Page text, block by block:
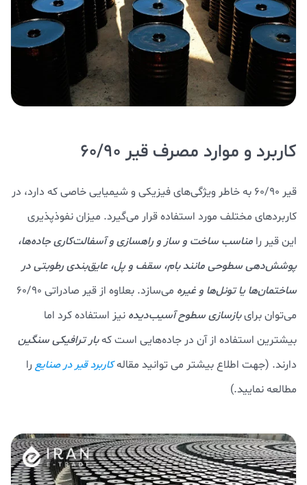
کاربرد و موارد مصرف قیر 60/90
قیر 60/90 به خاطر ویژگی‌های فیزیکی و شیمیایی خاصی که دارد، در
کاربردهای مختلف مورد استفاده قرار می‌گیرد. میزان نفوذپذیری
این قیر را مناسب ساخت و ساز و راهسازی و آسفالت‌کاری جاده‌ها،
پوشش‌دهی سطوحی مانند بام، سقف و پل، عایق‌بندی رطوبتی در
ساختمان‌ها یا تونل‌ها و غیره
می‌سازد. بعلاوه از قیر صادراتی 60/90
می‌توان برایبازسازی سطوح آسیب‌دیده نیز استفاده کرد اما
بیشترین استفاده از آن در جاده‌هایی است کهبار ترافیکی سنگین
دارند. (جهت اطلاع بیشتر می توانید مقالهکاربرد قیر در صنایع را
مطالعه نمایید.)